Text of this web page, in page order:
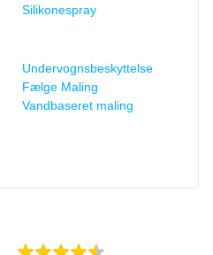
Silikonespray
Undervognsbeskyttelse
Fælge Maling
Vandbaseret maling